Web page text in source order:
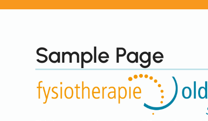
Sample Page